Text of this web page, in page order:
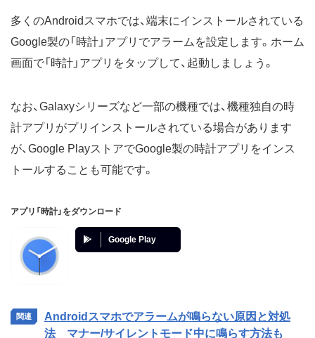
多くのAndroidスマホでは、端末にインストールされている
Google製の「時計」アプリでアラームを設定します。ホーム
画面で「時計」アプリをタップして、起動しましょう。
なお、Galaxyシリーズなど一部の機種では、機種独自の時
計アプリがプリインストールされている場合があります
が、Google PlayストアでGoogle製の時計アプリをインス
トールすることも可能です。
アプリ「時計」をダウンロード
Google Play
Androidスマホでアラームが鳴らない原因と対処
法 マナー/サイレントモード中に鳴らす方法も